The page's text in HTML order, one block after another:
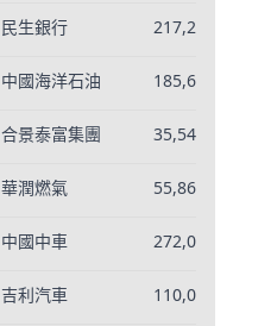
民生銀行 217,278
中國海洋石油 185,685
合景泰富集團 35,545
華潤燃氣 55,864
中國中車 272,072
吉利汽車 110,085